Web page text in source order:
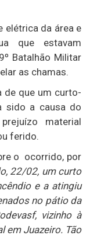
elétrica da área e
que estavam
Batalhão Militar
as chamas.
de que um curto-
sido a causa do
material
ferido.
o ocorrido, por
22/02, um curto
e a atingiu
no pátio da
vizinho à
em Juazeiro. Tão